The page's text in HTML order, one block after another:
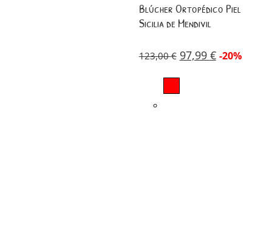
Blúcher Ortopédico Piel
Sicilia de Mendivil
123,00€ 97,99 € -20%